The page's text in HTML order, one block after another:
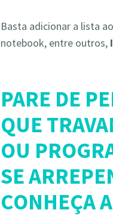
Basta adicionar a lista
notebook, entre outros,
PARE DE
QUE
OU
SE
CONHEÇA